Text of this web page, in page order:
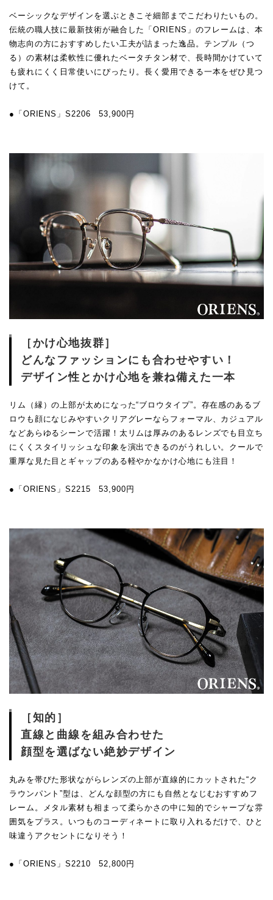
ベーシックなデザインを選ぶときこそ細部までこだわりたいもの。
伝統の職人技に最新技術が融合した「ORIENS」のフレームは、本
物志向の方におすすめしたい工夫が詰まった逸品。テンプル（つ
る）の素材は柔軟性に優れたベータチタン材で、長時間かけていて
も疲れにくく日常使いにぴったり。長く愛用できる一本をぜひ見つ
けて。
●「ORIENS」S2206 53,900円
［かけ心地抜群］
どんなファッションにも合わせやすい！
デザイン性とかけ心地を兼ね備えた一本
リム（縁）の上部が太めになった“ブロウタイプ”。存在感のあるブ
ロウも顔になじみやすいクリアグレーならフォーマル、カジュアル
などあらゆるシーンで活躍！太リムは厚みのあるレンズでも目立ち
にくくスタイリッシュな印象を演出できるのがうれしい。クールで
重厚な見た目とギャップのある軽やかなかけ心地にも注目！
●「ORIENS」S2215 53,900円
［知的］
直線と曲線を組み合わせた
顔型を選ばない絶妙デザイン
丸みを帯びた形状ながらレンズの上部が直線的にカットされた“ク
ラウンパント”型は、どんな顔型の方にも自然となじむおすすめフ
レーム。メタル素材も相まって柔らかさの中に知的でシャープな雰
囲気をプラス。いつものコーディネートに取り入れるだけで、ひと
味違うアクセントになりそう！
●「ORIENS」S2210 52,800円